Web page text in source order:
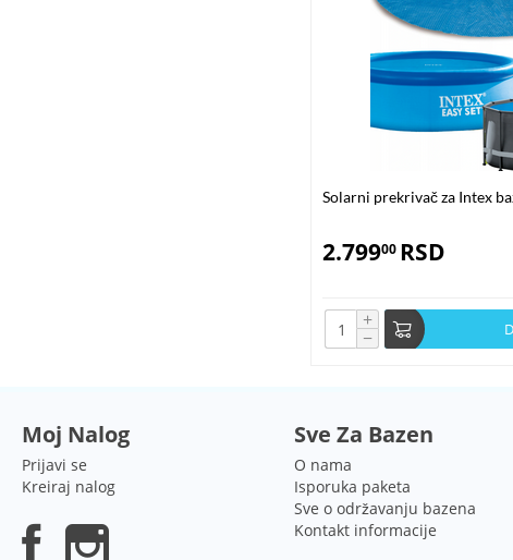
Solarni prekrivač za Intex
2.79900 RSD
+
−
Moj Nalog
Prijavi se
Kreiraj nalog
Sve Za Bazen
O nama
Isporuka paketa
Sve o održavanju bazena
Kontakt informacije